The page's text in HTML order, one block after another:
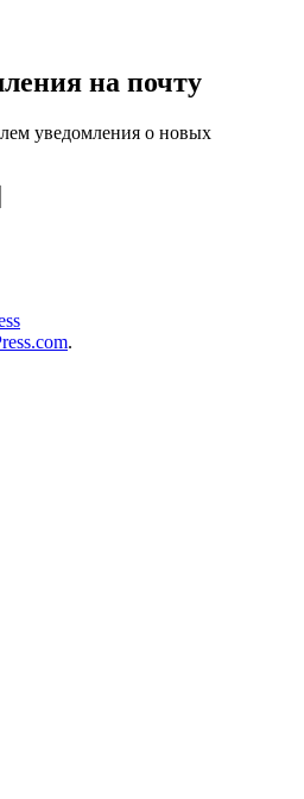
на почту
уведомления о новых
.